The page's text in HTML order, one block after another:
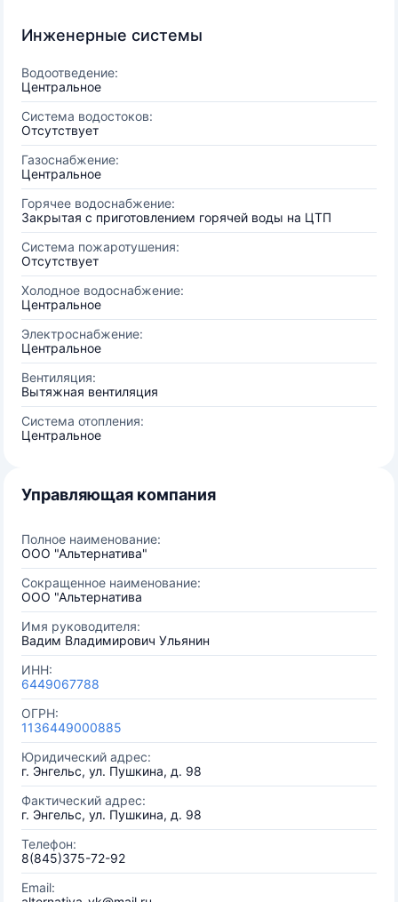
Инженерные системы
Водоотведение:
Центральное
Система водостоков:
Отсутствует
Газоснабжение:
Центральное
Горячее водоснабжение:
Закрытая с приготовлением горячей воды на ЦТП
Система пожаротушения:
Отсутствует
Холодное водоснабжение:
Центральное
Электроснабжение:
Центральное
Вентиляция:
Вытяжная вентиляция
Система отопления:
Центральное
Управляющая компания
Полное наименование:
ООО "Альтернатива"
Сокращенное наименование:
ООО "Альтернатива
Имя руководителя:
Вадим Владимирович Ульянин
ИНН:
6449067788
ОГРН:
1136449000885
Юридический адрес:
г. Энгельс, ул. Пушкина, д. 98
Фактический адрес:
г. Энгельс, ул. Пушкина, д. 98
Телефон:
8(845)375-72-92
Email: